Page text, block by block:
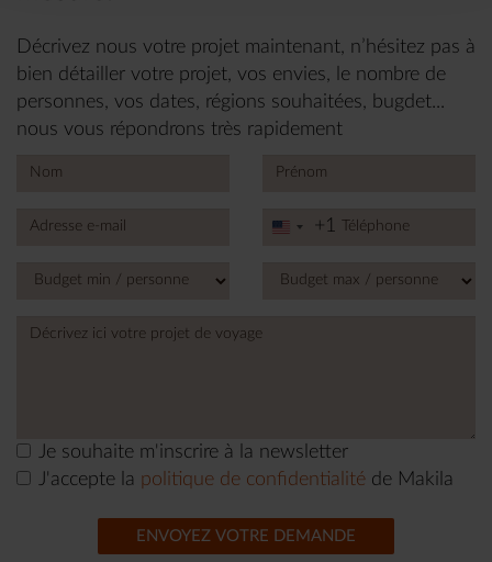
Décrivez nous votre projet maintenant, n’hésitez pas à
bien détailler votre projet, vos envies, le nombre de
personnes, vos dates, régions souhaitées, bugdet...
nous vous répondrons très rapidement
United
+1
+1
Je souhaite m'inscrire à la newsletter
J'accepte la politique de confidentialité de Makila
ENVOYEZ VOTRE DEMANDE